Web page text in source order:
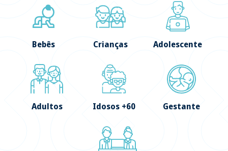
Bebês Crianças Adolescente
Adultos Idosos +60 Gestante